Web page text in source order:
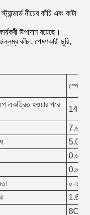
নীচের কাঁচি এবং কাটা
উপাদান রয়েছে।
কাঁচা, পেষণকারী ছুরি,
একত্রিত হওয়ার পরে
5.0/5.0
0.৬৫
0.৮৫
০-১.২
1.6 মি